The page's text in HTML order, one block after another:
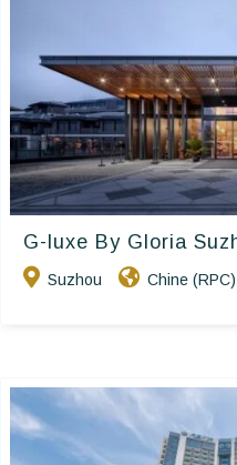
G-luxe By Gloria
Suzhou Chine (RPC)